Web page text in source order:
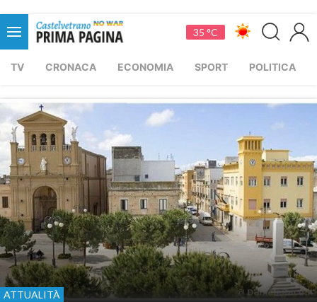
35 °C
TV CRONACA ECONOMIA SPORT POLITICA
ATTUALITÀ